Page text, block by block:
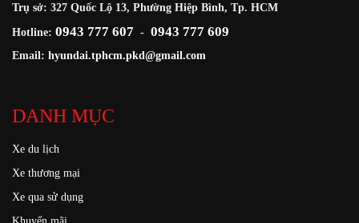
Trụ sở: 327 Quốc Lộ 13, Phường Hiệp Bình, Tp. HCM
Hotline: 0943 777 607 - 0943 777 609
Email: hyundai.tphcm.pkd@gmail.com
DANH MỤC
Xe du lịch
Xe thương mại
Xe qua sử dụng